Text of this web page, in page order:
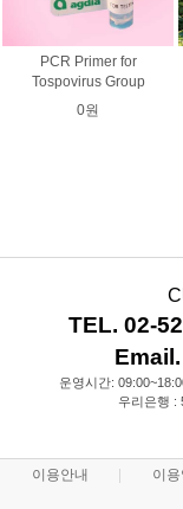
PCR Primer for
Tospovirus Group
0원
TEL. 02-
운영시간:
우리은행 :
이용안내 이